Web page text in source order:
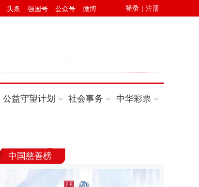
登录 | 注册
头条 强国号 公众号 微博
公益守望计划 社会事务 中华彩票
中国慈善榜